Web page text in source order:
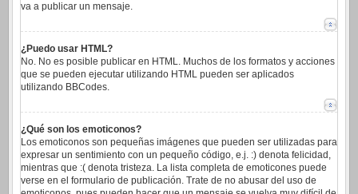
va a publicar un mensaje.
¿Puedo usar HTML?
No. No es posible publicar en HTML. Muchos de los formatos y acciones
que se pueden ejecutar utilizando HTML pueden ser aplicados
utilizando BBCodes.
¿Qué son los emoticonos?
Los emoticonos son pequeñas imágenes que pueden ser utilizadas para
expresar un sentimiento con un pequeño código, e.j. :) denota felicidad,
mientras que :( denota tristeza. La lista completa de emoticones puede
verse en el formulario de publicación. Trate de no abusar del uso de